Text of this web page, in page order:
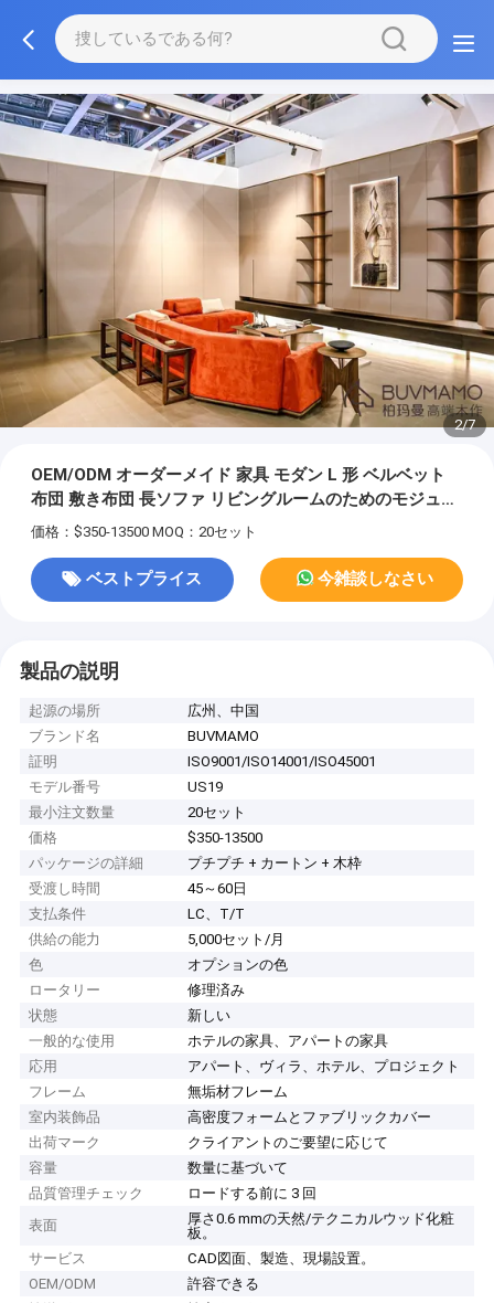
3/7
OEM/ODM オーダーメイド 家具 モダン L 形 ベルベット
布団 敷き布団 長ソファ リビングルームのためのモジュー
ル式断面ソファ
価格：$350-13500 MOQ：20セット
ベストプライス 今雑談しなさい
製品の説明
起源の場所
広州、中国
ブランド名
BUVMAMO
証明
ISO9001/ISO14001/ISO45001
モデル番号
US19
最小注文数量
20セット
価格
$350-13500
パッケージの詳細
プチプチ + カートン + 木枠
受渡し時間
45～60日
支払条件
LC、T/T
供給の能力
5,000セット/月
色
オプションの色
ロータリー
修理済み
状態
新しい
一般的な使用
ホテルの家具、アパートの家具
応用
アパート、ヴィラ、ホテル、プロジェクト
フレーム
無垢材フレーム
室内装飾品
高密度フォームとファブリックカバー
出荷マーク
クライアントのご要望に応じて
容量
数量に基づいて
品質管理チェック
ロードする前に 3 回
表面
厚さ0.6 mmの天然/テクニカルウッド化粧
板。
サービス
CAD図面、製造、現場設置。
OEM/ODM
許容できる